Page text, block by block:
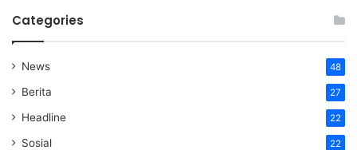
Categories
News 48
Berita 27
Headline 22
Sosial 22